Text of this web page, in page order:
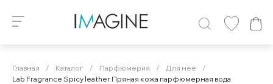
Главная / Каталог / Парфюмерия / Для неё
/
Lab Fragrance Spicy leather Пряная кожа парфюмерная вода